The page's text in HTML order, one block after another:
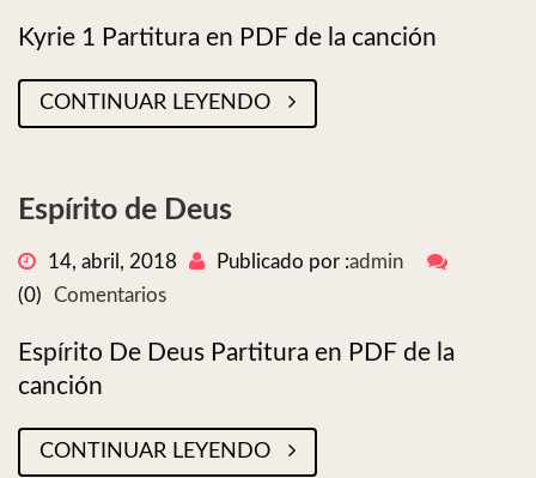
Kyrie 1 Partitura en PDF de la canción
CONTINUAR LEYENDO
Espírito de Deus
14, abril, 2018 Publicado por :admin
(0)
Comentarios
Espírito De Deus Partitura en PDF de la
canción
CONTINUAR LEYENDO